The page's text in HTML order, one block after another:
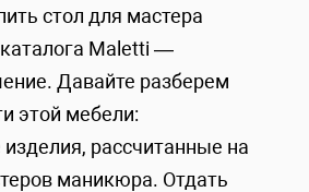
стол для мастера
Maletti —
Давайте разберем
этой мебели:
рассчитанные на
маникюра. Отдать